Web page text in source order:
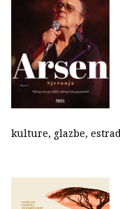
kulture, glazbe,